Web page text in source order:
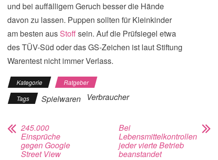
und bei auffälligem Geruch besser die Hände
davon zu lassen. Puppen sollten für Kleinkinder
am besten ausStoffsein. Auf die Prüfsiegel etwa
des TÜV-Süd oder das GS-Zeichen ist laut Stiftung
Warentest nicht immer Verlass.
Kategorie
Ratgeber
Tags
Spielwaren Verbraucher
245.000
Einsprüche
gegen Google
Street View
Bei
Lebensmittelkontrollen
jeder vierte Betrieb
beanstandet